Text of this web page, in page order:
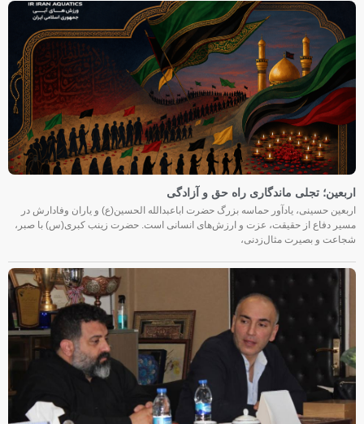
اربعین؛ تجلی ماندگاری راه حق و آزادگی
اربعین حسینی، یادآور حماسه بزرگ حضرت اباعبدالله الحسین(ع) و یاران وفادارش در
مسیر دفاع از حقیقت، عزت و ارزش‌های انسانی است. حضرت زینب کبری(س) با صبر،
شجاعت و بصیرت مثال‌زدنی،